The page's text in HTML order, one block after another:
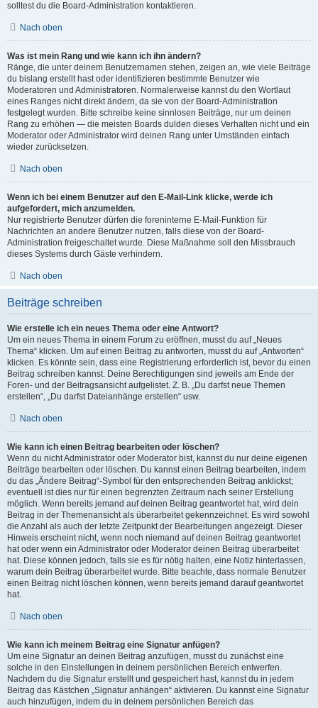
solltest du die Board-Administration kontaktieren.
Nach oben
Was ist mein Rang und wie kann ich ihn ändern?
Ränge, die unter deinem Benutzernamen stehen, zeigen an, wie viele Beiträge
du bislang erstellt hast oder identifizieren bestimmte Benutzer wie
Moderatoren und Administratoren. Normalerweise kannst du den Wortlaut
eines Ranges nicht direkt ändern, da sie von der Board-Administration
festgelegt wurden. Bitte schreibe keine sinnlosen Beiträge, nur um deinen
Rang zu erhöhen — die meisten Boards dulden dieses Verhalten nicht und ein
Moderator oder Administrator wird deinen Rang unter Umständen einfach
wieder zurücksetzen.
Nach oben
Wenn ich bei einem Benutzer auf den E-Mail-Link klicke, werde ich
aufgefordert, mich anzumelden.
Nur registrierte Benutzer dürfen die foreninterne E-Mail-Funktion für
Nachrichten an andere Benutzer nutzen, falls diese von der Board-
Administration freigeschaltet wurde. Diese Maßnahme soll den Missbrauch
dieses Systems durch Gäste verhindern.
Nach oben
Beiträge schreiben
Wie erstelle ich ein neues Thema oder eine Antwort?
Um ein neues Thema in einem Forum zu eröffnen, musst du auf „Neues
Thema“ klicken. Um auf einen Beitrag zu antworten, musst du auf „Antworten“
klicken. Es könnte sein, dass eine Registrierung erforderlich ist, bevor du einen
Beitrag schreiben kannst. Deine Berechtigungen sind jeweils am Ende der
Foren- und der Beitragsansicht aufgelistet. Z. B. „Du darfst neue Themen
erstellen“, „Du darfst Dateianhänge erstellen“ usw.
Nach oben
Wie kann ich einen Beitrag bearbeiten oder löschen?
Wenn du nicht Administrator oder Moderator bist, kannst du nur deine eigenen
Beiträge bearbeiten oder löschen. Du kannst einen Beitrag bearbeiten, indem
du das „Ändere Beitrag“-Symbol für den entsprechenden Beitrag anklickst;
eventuell ist dies nur für einen begrenzten Zeitraum nach seiner Erstellung
möglich. Wenn bereits jemand auf deinen Beitrag geantwortet hat, wird dein
Beitrag in der Themenansicht als überarbeitet gekennzeichnet. Es wird sowohl
die Anzahl als auch der letzte Zeitpunkt der Bearbeitungen angezeigt. Dieser
Hinweis erscheint nicht, wenn noch niemand auf deinen Beitrag geantwortet
hat oder wenn ein Administrator oder Moderator deinen Beitrag überarbeitet
hat. Diese können jedoch, falls sie es für nötig halten, eine Notiz hinterlassen,
warum dein Beitrag überarbeitet wurde. Bitte beachte, dass normale Benutzer
einen Beitrag nicht löschen können, wenn bereits jemand darauf geantwortet
hat.
Nach oben
Wie kann ich meinem Beitrag eine Signatur anfügen?
Um eine Signatur an deinen Beitrag anzufügen, musst du zunächst eine
solche in den Einstellungen in deinem persönlichen Bereich entwerfen.
Nachdem du die Signatur erstellt und gespeichert hast, kannst du in jedem
Beitrag das Kästchen „Signatur anhängen“ aktivieren. Du kannst eine Signatur
auch hinzufügen, indem du in deinem persönlichen Bereich das